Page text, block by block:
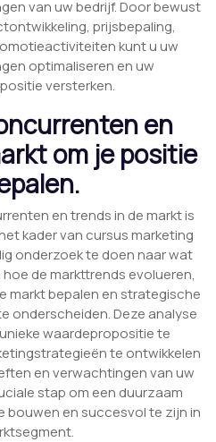
van uw bedrijf. Door bewust
prijsbepaling,
kunt u uw
optimaliseren en uw
versterken.
en
om je positie
en trends in de markt is
kader van cursus marketing
onderzoek te doen naar wat
de markttrends evolueren,
markt bepalen en strategische
onderscheiden. Deze analyse
waardepropositie te
te ontwikkelen
en verwachtingen van uw
stap om een duurzaam
en succesvol te zijn in